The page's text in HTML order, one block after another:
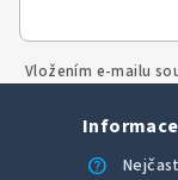
Vložením e-mailu
help